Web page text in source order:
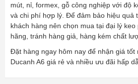
mút, nỉ, formex, gỗ công nghiệp với độ
và chi phí hợp lý. Để đảm bảo hiệu quả
khách hàng nên chọn mua tại đại lý
hãng, tránh hàng giả, hàng kém chất
Đặt hàng ngay hôm nay để nhận giá tốt
Ducanh A6 giá rẻ và nhiều ưu đãi hấp